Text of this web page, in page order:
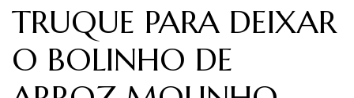
TRUQUE PARA DEIXAR
O BOLINHO DE